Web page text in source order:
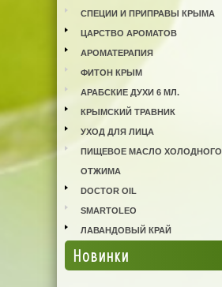
СПЕЦИИ И ПРИПРАВЫ КРЫМА
ЦАРСТВО АРОМАТОВ
АРОМАТЕРАПИЯ
ФИТОН КРЫМ
АРАБСКИЕ ДУХИ 6 МЛ.
КРЫМСКИЙ ТРАВНИК
УХОД ДЛЯ ЛИЦА
ПИЩЕВОЕ МАСЛО ХОЛОДНОГО
ОТЖИМА
DOCTOR OIL
SMARTOLEO
ЛАВАНДОВЫЙ КРАЙ
Новинки